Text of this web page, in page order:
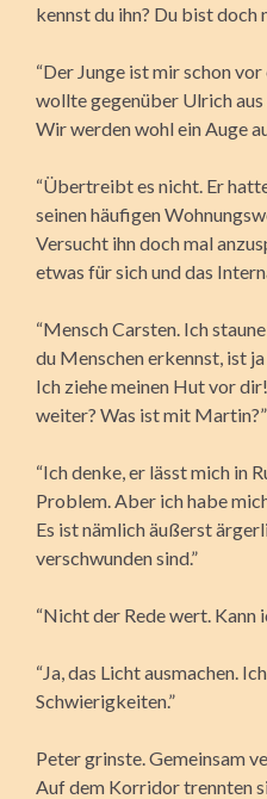
kennst du ihn? Du bist doch
“Der Junge ist mir schon
wollte gegenüber Ulrich aus
Wir werden wohl ein Auge
“Übertreibt es nicht. Er
seinen häufigen
Versucht ihn doch mal
etwas für sich und das
“Mensch Carsten. Ich
du Menschen erkennst, ist
Ich ziehe meinen Hut vor
weiter? Was ist mit Martin?”
“Ich denke, er lässt mich in
Problem. Aber ich habe
Es ist nämlich äußerst
verschwunden sind.”
“Nicht der Rede wert. Kann
“Ja, das Licht ausmachen.
Schwierigkeiten.”
Peter grinste. Gemeinsam
Auf dem Korridor trennten